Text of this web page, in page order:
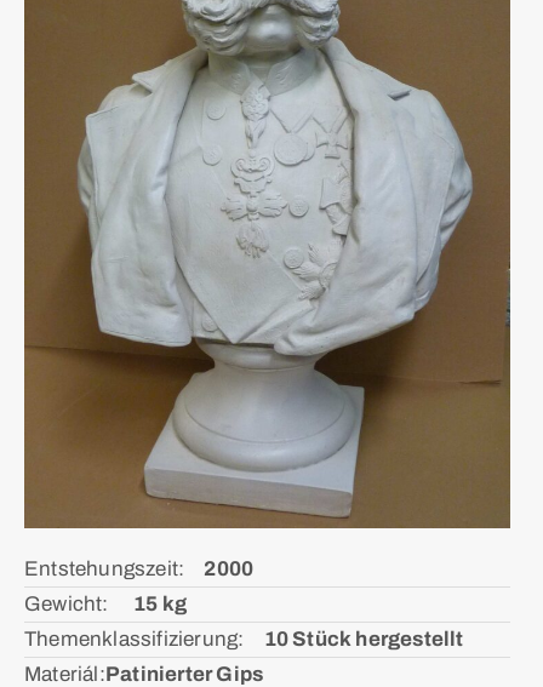
Entstehungszeit:ᅠ 2000
Gewicht: ᅠ 15 kg
Themenklassifizierung:ᅠ 10 Stück hergestellt
Materiál:ㅤPatinierter Gips